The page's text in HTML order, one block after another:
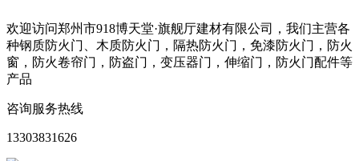
欢迎访问郑州市918博天堂·旗舰厅建材有限公司，我们主营各
种钢质防火门、木质防火门，隔热防火门，免漆防火门，防火
窗，防火卷帘门，防盗门，变压器门，伸缩门，防火门配件等
产品
咨询服务热线
13303831626